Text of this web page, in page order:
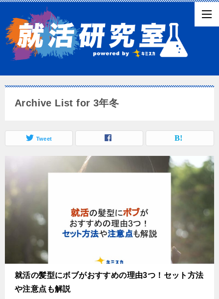
Archive List for 3年冬
Tweet
就活の髪型にボブがおすすめの理由3つ！セット方法
や注意点も解説